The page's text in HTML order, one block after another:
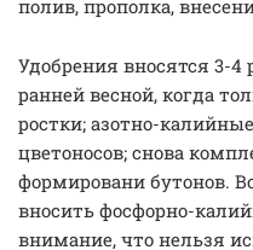
полив, прополка,
Удобрения вносятся 3-4
ранней весной, когда
ростки; азотно-
цветоносов; снова
формировани бутонов.
вносить фосфорно-
внимание, что нельзя